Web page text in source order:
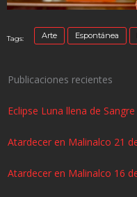
Tags: Arte Espontánea
Publicaciones recientes
Eclipse Luna llena de
Atardecer en Malinalco 21
Atardecer en Malinalco 16